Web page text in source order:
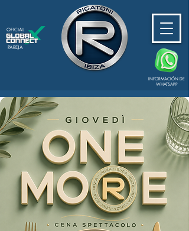
PAREJA
OFICIAL
INFORMACIÓN DE
WHATSAPP